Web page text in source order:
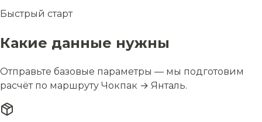
Быстрый старт
Какие данные нужны
Отправьте базовые параметры — мы подготовим
расчёт по маршруту Чокпак → Янталь.